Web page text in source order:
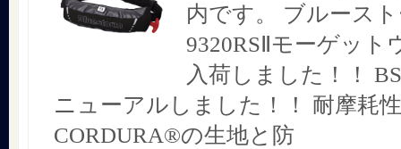
内です。 ブルース
9320RSⅡモーゲット
入荷しました！！
ニューアルしました！！ 耐摩耗
CORDURA®の生地と防